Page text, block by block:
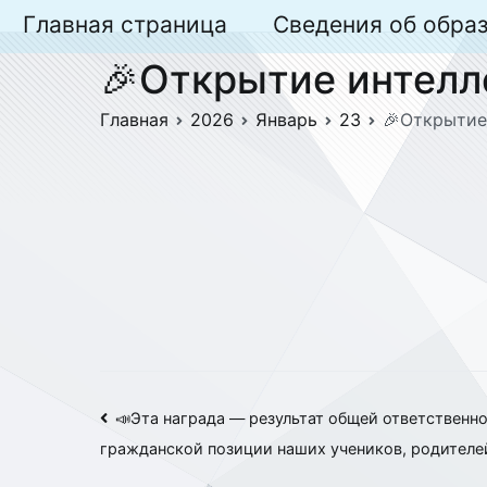
Перейти
содержимому
Главная страница Сведения об
🎉Открытие
Главная 2026 Январь 23
Навигация
по
📣Эта награда — результат общей
гражданской позиции наших учеников,